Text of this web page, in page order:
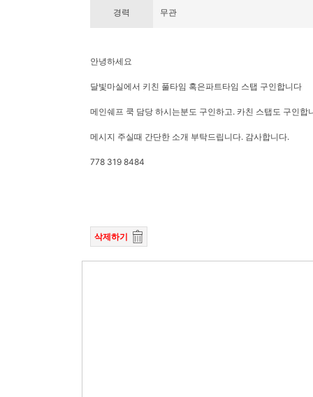
경력 무관
안녕하세요
달빛마실에서 키친 풀타임 혹은파트타임 스탭 구인합니다
메인쉐프 쿡 담당 하시는분도 구인하고. 카친 스탭도 구인합
메시지 주실때 간단한 소개 부탁드립니다. 감사합니다.
778 319 8484
삭제하기